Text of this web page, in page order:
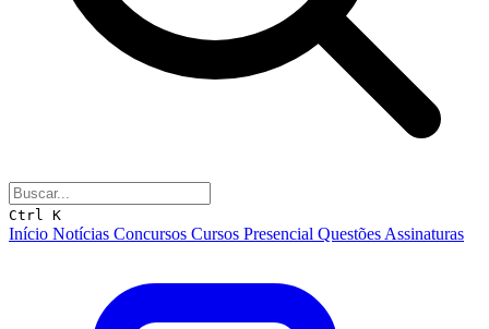
Ctrl K
Início Notícias Concursos Cursos Presencial Questões Assinaturas